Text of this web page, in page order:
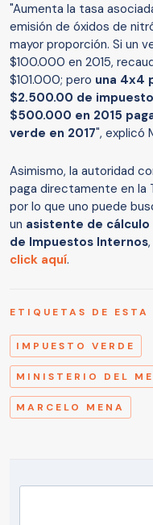
"Aumenta la tasa
emisión de óxidos de
mayor proporción. Si un
$100.000 en 2015,
$101.000; pero una 4x4
$2.500.00 de
$500.000 en 2015
verde en 2017", explicó
Asimismo, la autoridad
paga directamente en la
por lo que uno puede
un asistente de
de Impuestos Internos
click aquí.
ETIQUETAS DE ESTA
IMPUESTO VERDE
MINISTERIO DEL
MARCELO MENA